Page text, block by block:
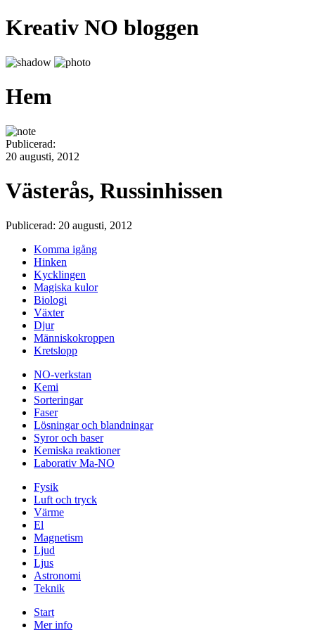
Kreativ NO bloggen
Hem
Publicerad:
20 augusti, 2012
Västerås, Russinhissen
Publicerad: 20 augusti, 2012
Komma igång
Hinken
Kycklingen
Magiska kulor
Biologi
Växter
Djur
Människokroppen
Kretslopp
NO-verkstan
Kemi
Sorteringar
Faser
Lösningar och blandningar
Syror och baser
Kemiska reaktioner
Laborativ Ma-NO
Fysik
Luft och tryck
Värme
El
Magnetism
Ljud
Ljus
Astronomi
Teknik
Start
Mer info